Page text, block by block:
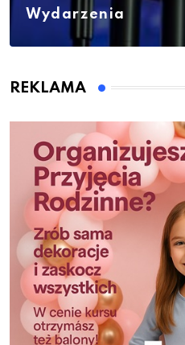
Wydarzenia
REKLAMA